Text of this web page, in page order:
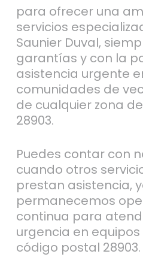
para ofrecer una
servicios
Saunier Duval,
garantías y con la
asistencia urgente
comunidades de
de cualquier zona
28903.
Puedes contar con
cuando otros
prestan asistencia,
permanecemos
continua para
urgencia en equipos
código postal 28903.